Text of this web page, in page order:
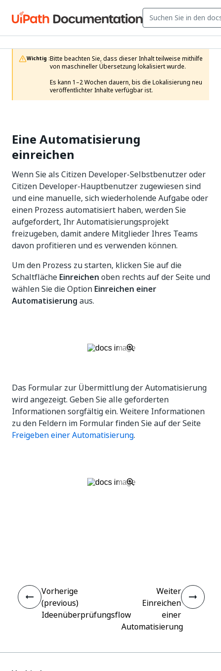
Wichtig :Bitte beachten Sie, dass dieser Inhalt teilweise mithilfe
von maschineller Übersetzung lokalisiert wurde.
Es kann 1–2 Wochen dauern, bis die Lokalisierung neu
veröffentlichter Inhalte verfügbar ist.
Eine Automatisierung
einreichen
Wenn Sie als Citizen Developer-Selbstbenutzer oder
Citizen Developer-Hauptbenutzer zugewiesen sind
und eine manuelle, sich wiederholende Aufgabe oder
einen Prozess automatisiert haben, werden Sie
aufgefordert, Ihr Automatisierungsprojekt
freizugeben, damit andere Mitglieder Ihres Teams
davon profitieren und es verwenden können.
Um den Prozess zu starten, klicken Sie auf die
Schaltfläche Einreichen oben rechts auf der Seite und
wählen Sie die Option Einreichen einer
Automatisierung aus.
Das Formular zur Übermittlung der Automatisierung
wird angezeigt. Geben Sie alle geforderten
Informationen sorgfältig ein. Weitere Informationen
zu den Feldern im Formular finden Sie auf der Seite
Freigeben einer Automatisierung.
Vorherige
(previous)
Ideenüberprüfungsflow
Weiter
Einreichen
einer
Automatisierung